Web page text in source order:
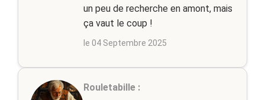
un peu de recherche en amont, mais
ça vaut le coup !
le 04 Septembre 2025
Rouletabille :